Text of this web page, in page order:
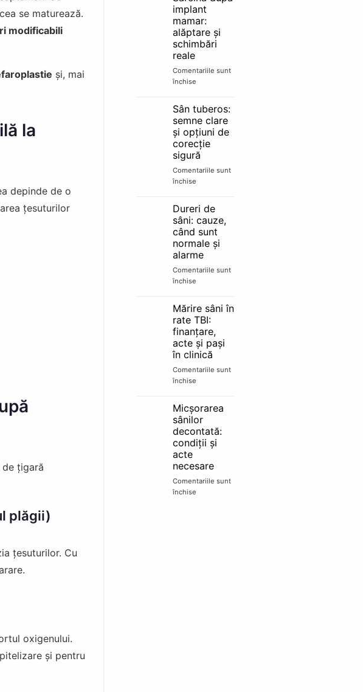
se maturează.
modificabili
și, mai
la
depinde de o
țesuturilor
țigară
plăgii)
țesuturilor. Cu
oxigenului.
și pentru
bărbie:
avantaje,
riscuri
și
recuperare
etape
implant
mamar:
alăptare și
schimbări
reale
Comentariile sunt
închise
după
implant
mamar:
alăptare
și
schimbări
reale
Sân tuberos:
semne clare
și opțiuni de
corecție
sigură
Comentariile sunt
închise
tuberos:
semne
clare
și
opțiuni
de
corecție
Dureri de
sâni: cauze,
când sunt
normale și
alarme
Comentariile sunt
închise
sâni:
cauze,
când
sunt
normale
și
Mărire sâni în
rate TBI:
finanțare,
acte și pași
în clinică
Comentariile sunt
închise
în
rate
TBI:
finanțare,
și
pași
Micșorarea
sânilor
decontată:
condiții și
acte
necesare
Comentariile sunt
închise